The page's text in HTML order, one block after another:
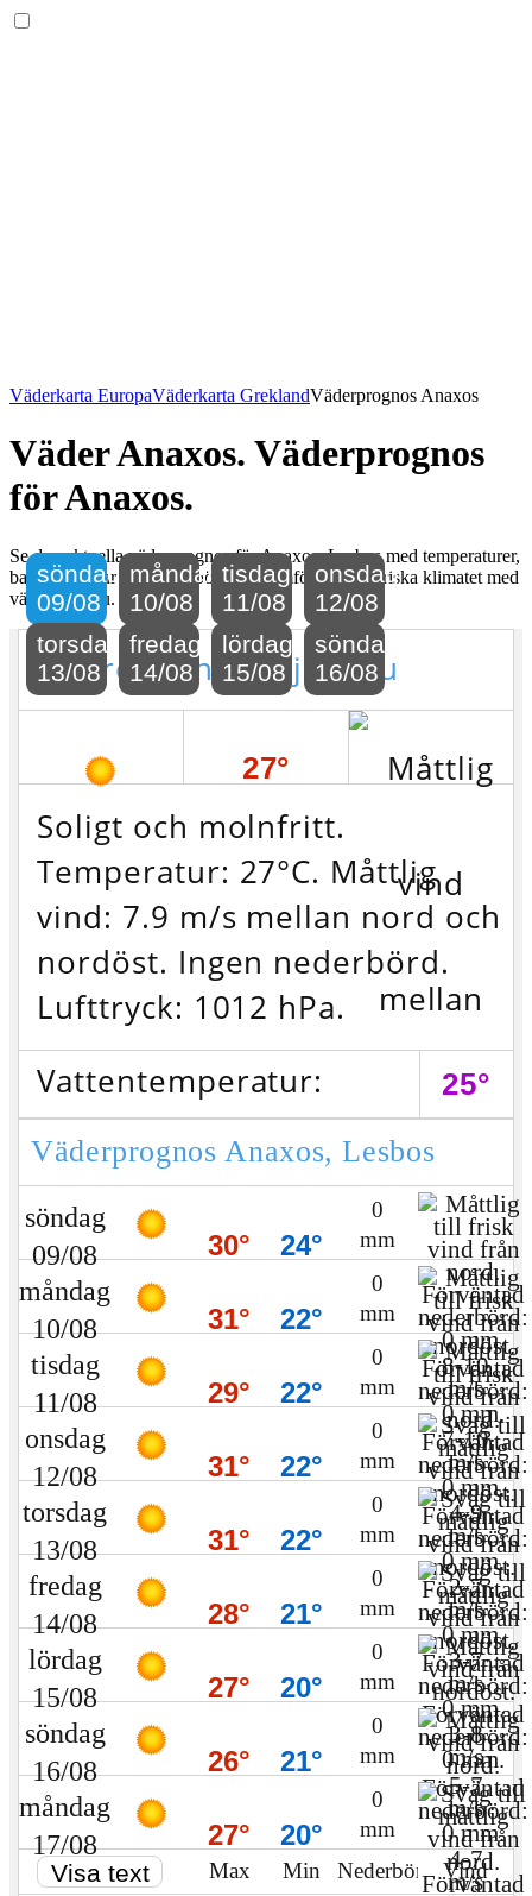
Väderkarta EuropaVäderkarta GreklandVäderprognos Anaxos
Väder Anaxos. Väderprognos
för Anaxos.
Se den aktuella väderprognos för Anaxos, Lesbos med temperaturer,
badtemperatur och nederbörd och jämför det historiska klimatet med
vädret just nu.
Vädret i Anaxos just nu
27°
Soligt och molnfritt.
Temperatur: 27°C. Måttlig
vind: 7.9 m/s mellan nord och
nordöst. Ingen nederbörd.
Lufttryck: 1012 hPa.
Vattentemperatur:
25°
Väderprognos Anaxos, Lesbos
söndag
09/08
måndag
10/08
tisdag
11/08
onsdag
12/08
torsdag
13/08
fredag
14/08
lördag
15/08
söndag
16/08
måndag
17/08
Visa text
30°
31°
29°
31°
31°
28°
27°
26°
27°
Max
24°
22°
22°
22°
22°
21°
20°
21°
20°
Min
0
mm
0
mm
0
mm
0
mm
0
mm
0
mm
0
mm
0
mm
0
mm
Nederbörd
8-10
m/s
7-10
m/s
4-9
m/s
2-7
m/s
3-7
m/s
3-8
m/s
5-7
m/s
4-7
m/s
Vind
söndag
09/08
måndag
10/08
tisdag
11/08
onsdag
12/08
torsdag
13/08
fredag
14/08
lördag
15/08
söndag
16/08